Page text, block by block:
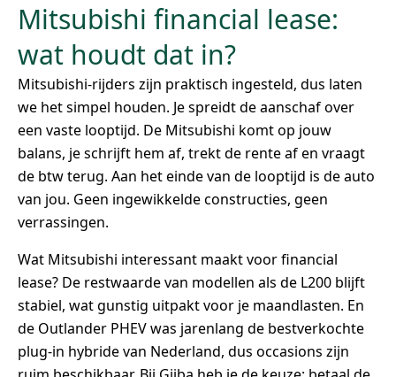
Mitsubishi financial lease:
wat houdt dat in?
Mitsubishi-rijders zijn praktisch ingesteld, dus laten
we het simpel houden. Je spreidt de aanschaf over
een vaste looptijd. De Mitsubishi komt op jouw
balans, je schrijft hem af, trekt de rente af en vraagt
de btw terug. Aan het einde van de looptijd is de auto
van jou. Geen ingewikkelde constructies, geen
verrassingen.
Wat Mitsubishi interessant maakt voor financial
lease? De restwaarde van modellen als de L200 blijft
stabiel, wat gunstig uitpakt voor je maandlasten. En
de Outlander PHEV was jarenlang de bestverkochte
plug-in hybride van Nederland, dus occasions zijn